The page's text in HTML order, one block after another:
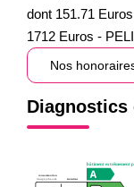
dont 151.71
1712 Euros -
Nos
Diagnostics